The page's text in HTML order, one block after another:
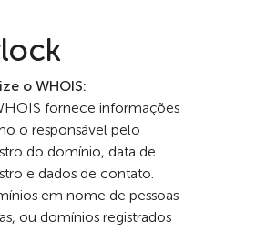
o WHOIS:
fornece informações
o responsável pelo
do domínio, data de
e dados de contato.
em nome de pessoas
ou domínios registrados